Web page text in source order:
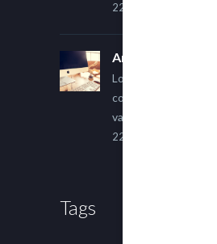
22 March, 2015
An Other Author
Lorem ipsum dolor sit
consectetur
varius ultricies metus.
22 March, 2015
Tags